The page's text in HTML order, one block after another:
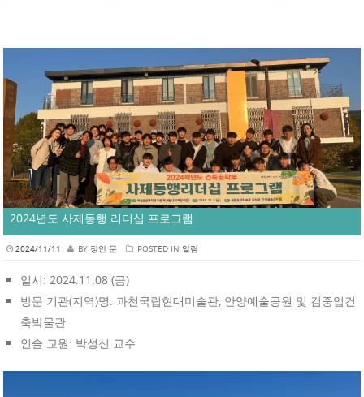
2024년도 사제동행 리더십 프로그램
2024/11/11 BY 정인 문 POSTED IN 알림
일시: 2024.11.08 (금)
방문 기관(지역)명: 과천국립현대미술관, 안양예술공원 및 김중업건
축박물관
인솔 교원: 박성신 교수